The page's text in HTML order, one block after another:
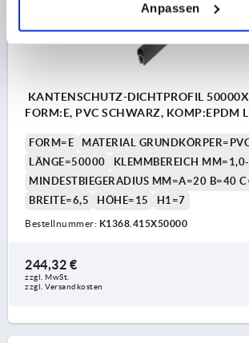
Anpassen
KANTENSCHUTZ-DICHTPROFIL
FORM:E, PVC SCHWARZ, KOMP:EPDM
FORM=E
MATERIAL
LÄNGE=50000
KLEMMBEREICH
MINDESTBIEGERADIUS MM=A=20 B=40
BREITE=6,5
HÖHE=15 H1=7
Bestellnummer: K1368.415X50000
244,32 €
zzgl. MwSt.
zzgl. Versandkosten